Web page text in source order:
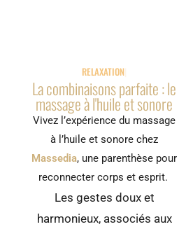
RELAXATION PAR LE
La combinaisons parfaite : le
massage à l'huile et sonore
Vivez l’expérience du massage
à l’huile et sonore chez
Massedia, une parenthèse pour
reconnecter corps et esprit.
Les gestes doux et
harmonieux, associés aux